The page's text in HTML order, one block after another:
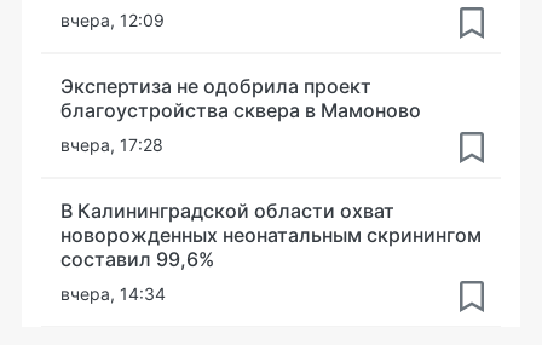
вчера, 12:09
Экспертиза не одобрила проект
благоустройства сквера в Мамоново
вчера, 17:28
В Калининградской области охват
новорожденных неонатальным скринингом
составил 99,6%
вчера, 14:34